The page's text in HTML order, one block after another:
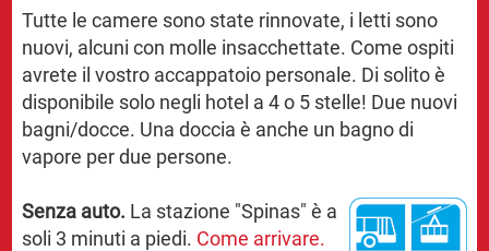
Tutte le camere sono state rinnovate, i letti sono
nuovi, alcuni con molle insacchettate. Come ospiti
avrete il vostro accappatoio personale. Di solito è
disponibile solo negli hotel a 4 o 5 stelle! Due nuovi
bagni/docce. Una doccia è anche un bagno di
vapore per due persone.
Senza auto. La stazione "Spinas" è a
soli 3 minuti a piedi. Come arrivare.